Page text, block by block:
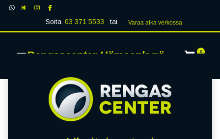
Soita 03 371 5533 tai Varaa aika verk​​​​ossa
Rengascenter Hämeenkyrö 0